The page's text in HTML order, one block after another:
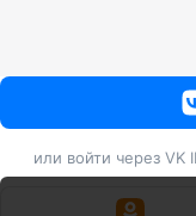
или войти через VK